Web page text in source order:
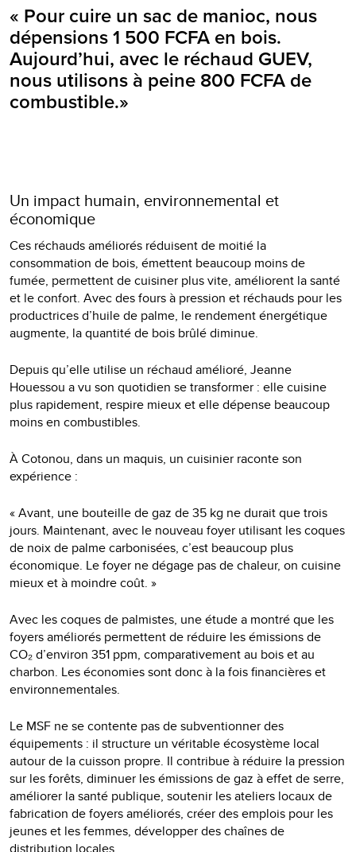
« Pour cuire un sac de manioc, nous
dépensions 1 500 FCFA en bois.
Aujourd’hui, avec le réchaud GUEV,
nous utilisons à peine 800 FCFA de
combustible.»
Un impact humain, environnemental et
économique
Ces réchauds améliorés réduisent de moitié la
consommation de bois, émettent beaucoup moins de
fumée, permettent de cuisiner plus vite, améliorent la santé
et le confort. Avec des fours à pression et réchauds pour les
productrices d’huile de palme, le rendement énergétique
augmente, la quantité de bois brûlé diminue.
Depuis qu’elle utilise un réchaud amélioré, Jeanne
Houessou a vu son quotidien se transformer : elle cuisine
plus rapidement, respire mieux et elle dépense beaucoup
moins en combustibles.
À Cotonou, dans un maquis, un cuisinier raconte son
expérience :
« Avant, une bouteille de gaz de 35 kg ne durait que trois
jours. Maintenant, avec le nouveau foyer utilisant les coques
de noix de palme carbonisées, c’est beaucoup plus
économique. Le foyer ne dégage pas de chaleur, on cuisine
mieux et à moindre coût. »
Avec les coques de palmistes, une étude a montré que les
foyers améliorés permettent de réduire les émissions de
CO₂ d’environ 351 ppm, comparativement au bois et au
charbon. Les économies sont donc à la fois financières et
environnementales.
Le MSF ne se contente pas de subventionner des
équipements : il structure un véritable écosystème local
autour de la cuisson propre. Il contribue à réduire la pression
sur les forêts, diminuer les émissions de gaz à effet de serre,
améliorer la santé publique, soutenir les ateliers locaux de
fabrication de foyers améliorés, créer des emplois pour les
jeunes et les femmes, développer des chaînes de